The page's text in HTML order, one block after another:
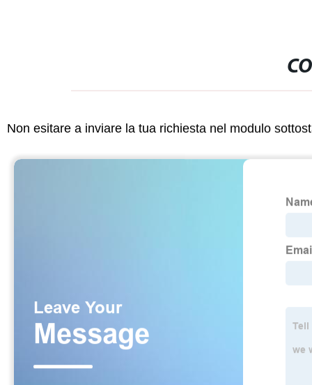
Non esitare a inviare la tua richiesta nel modulo